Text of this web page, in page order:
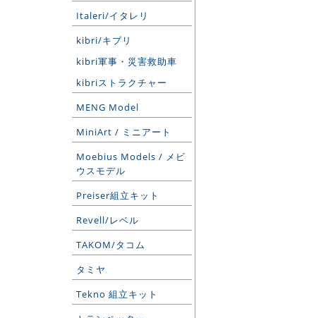
Italeri/イタレリ
kibri/キブリ
kibri軍事・災害救助車
kibriストラクチャー
MENG Model
MiniArt / ミニアート
Moebius Models / メビ
ウスモデル
Preiser組立キット
Revell/レベル
TAKOM/タコム
タミヤ
Tekno 組立キット